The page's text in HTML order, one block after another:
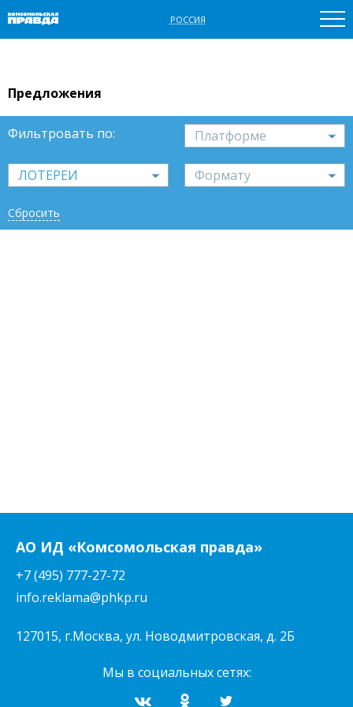
РОССИЯ
Фильтровать по: платформе
ЛОТЕРЕИ формату
Сбросить
Предложения
АО ИД «Комсомольская правда»
+7 (495) 777-27-72
info.reklama@phkp.ru
127015, г.Москва, ул. Новодмитровская, д. 2Б
Мы в социальных сетях: